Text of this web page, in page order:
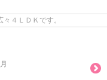
４ＬＤＫです。